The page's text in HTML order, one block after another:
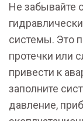
Не забывайте
системы. Это
протечки или
привести к
заполните
давление,